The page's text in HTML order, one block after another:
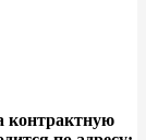
контрактную